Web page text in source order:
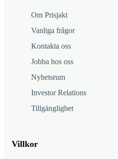
Om Prisjakt
Vanliga frågor
Kontakta oss
Jobba hos oss
Nyhetsrum
Investor Relations
Tillgänglighet
Villkor